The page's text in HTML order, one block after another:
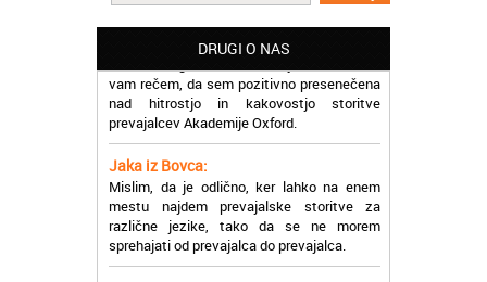
DRUGI O NAS
Potrebovala sem prevajanje iz
madžarskega v slovenski jezik in lahko
vam rečem, da sem pozitivno presenečena
nad hitrostjo in kakovostjo storitve
prevajalcev Akademije Oxford.
Jaka iz Bovca:
Mislim, da je odlično, ker lahko na enem
mestu najdem prevajalske storitve za
različne jezike, tako da se ne morem
sprehajati od prevajalca do prevajalca.
Eva iz Brežic: